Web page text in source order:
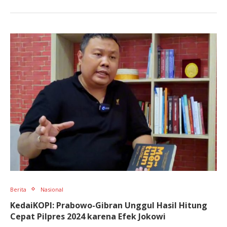
Berita Nasional
KedaiKOPI: Prabowo-Gibran Unggul Hasil Hitung
Cepat Pilpres 2024 karena Efek Jokowi